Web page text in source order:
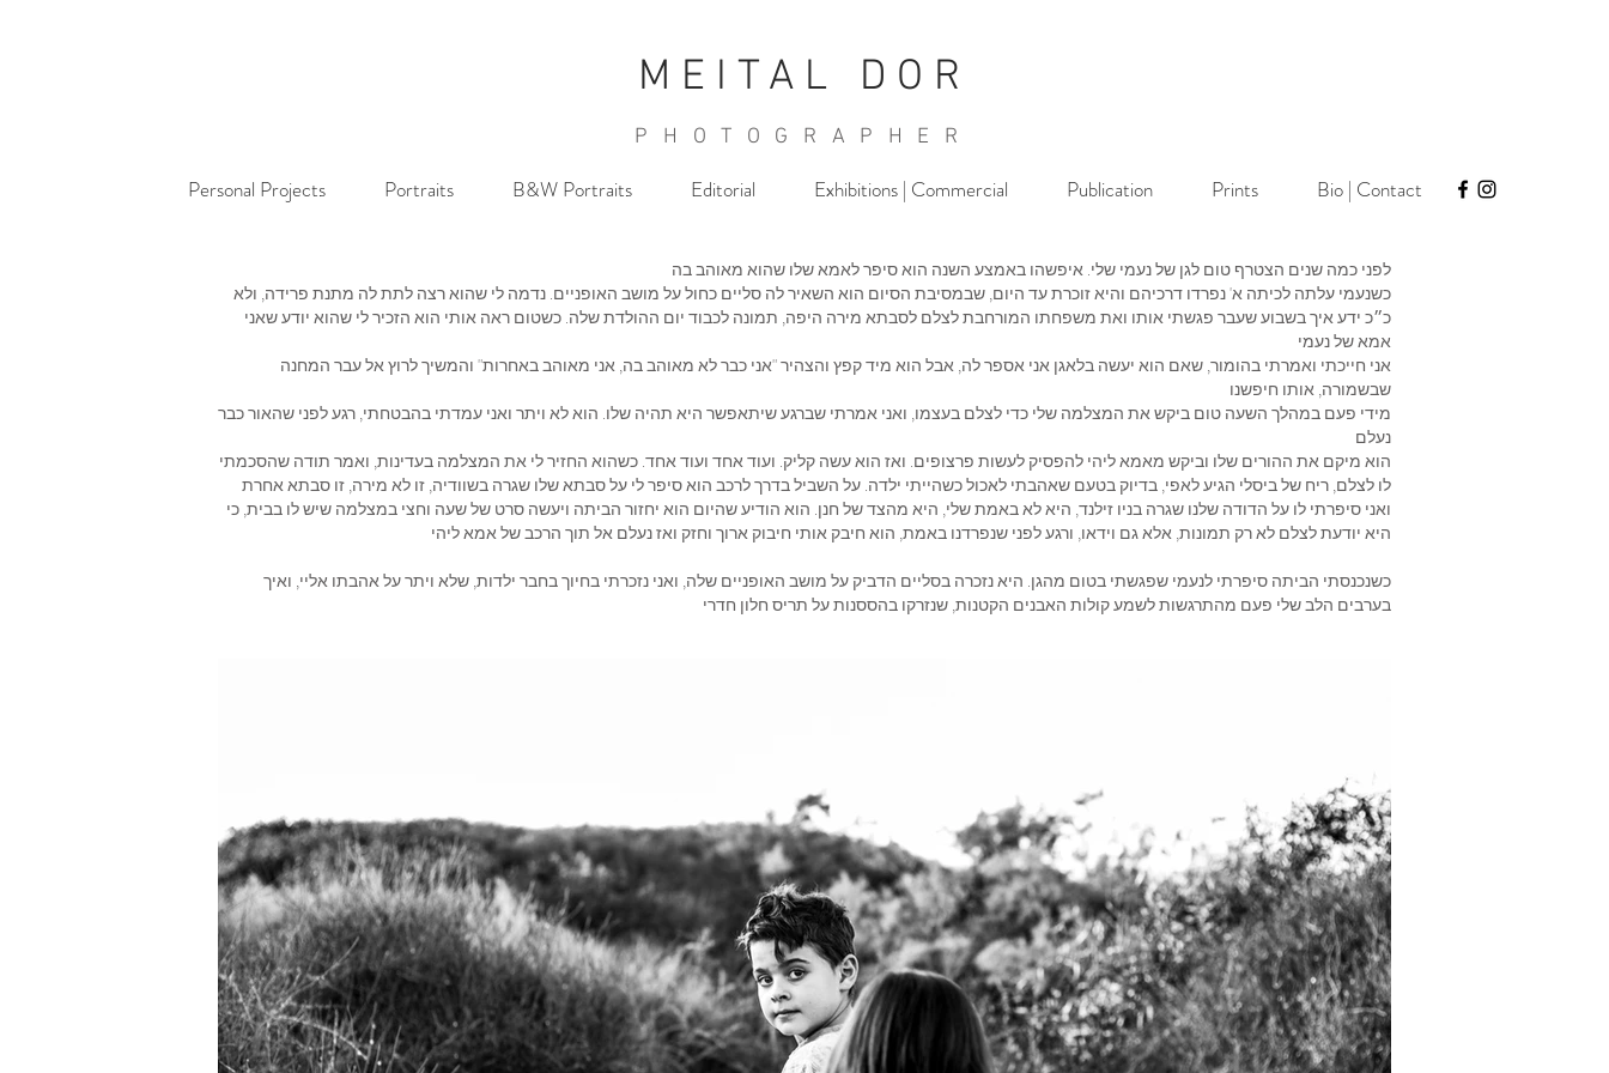
MEITAL DOR
PHOTOGRAPHER
Bio | Contact
Prints
Publication
Exhibitions | Commercial
Editorial
B&W Portraits
Portraits
Personal Projects
לפני כמה שנים הצטרף טום לגן של נעמי שלי. איפשהו באמצע השנה הוא סיפר לאמא שלו שהוא מאוהב בה
כשנעמי עלתה לכיתה א' נפרדו דרכיהם והיא זוכרת עד היום, שבמסיבת הסיום הוא השאיר לה סליים כחול על מושב האופניים. נדמה לי שהוא רצה לתת לה מתנת פרידה, ולא
כ״כ ידע איך בשבוע שעבר פגשתי אותו ואת משפחתו המורחבת לצלם לסבתא מירה היפה, תמונה לכבוד יום ההולדת שלה. כשטום ראה אותי הוא הזכיר לי שהוא יודע שאני
אמא של נעמי
אני חייכתי ואמרתי בהומור, שאם הוא יעשה בלאגן אני אספר לה, אבל הוא מיד קפץ והצהיר "אני כבר לא מאוהב בה, אני מאוהב באחרות" והמשיך לרוץ אל עבר המחנה
שבשמורה, אותו חיפשנו
מידי פעם במהלך השעה טום ביקש את המצלמה שלי כדי לצלם בעצמו, ואני אמרתי שברגע שיתאפשר היא תהיה שלו. הוא לא ויתר ואני עמדתי בהבטחתי, רגע לפני שהאור כבר
נעלם
הוא מיקם את ההורים שלו וביקש מאמא ליהי להפסיק לעשות פרצופים. ואז הוא עשה קליק. ועוד אחד ועוד אחד. כשהוא החזיר לי את המצלמה בעדינות, ואמר תודה שהסכמתי
לו לצלם, ריח של ביסלי הגיע לאפי, בדיוק בטעם שאהבתי לאכול כשהייתי ילדה. על השביל בדרך לרכב הוא סיפר לי על סבתא שלו שגרה בשוודיה, זו לא מירה, זו סבתא אחרת
ואני סיפרתי לו על הדודה שלנו שגרה בניו זילנד, היא לא באמת שלי, היא מהצד של חנן. הוא הודיע שהיום הוא יחזור הביתה ויעשה סרט של שעה וחצי במצלמה שיש לו בבית, כי
היא יודעת לצלם לא רק תמונות, אלא גם וידאו, ורגע לפני שנפרדנו באמת, הוא חיבק אותי חיבוק ארוך וחזק ואז נעלם אל תוך הרכב של אמא ליהי
כשנכנסתי הביתה סיפרתי לנעמי שפגשתי בטום מהגן. היא נזכרה בסליים הדביק על מושב האופניים שלה, ואני נזכרתי בחיוך בחבר ילדות, שלא ויתר על אהבתו אליי, ואיך
בערבים הלב שלי פעם מהתרגשות לשמע קולות האבנים הקטנות, שנזרקו בהססנות על תריס חלון חדרי